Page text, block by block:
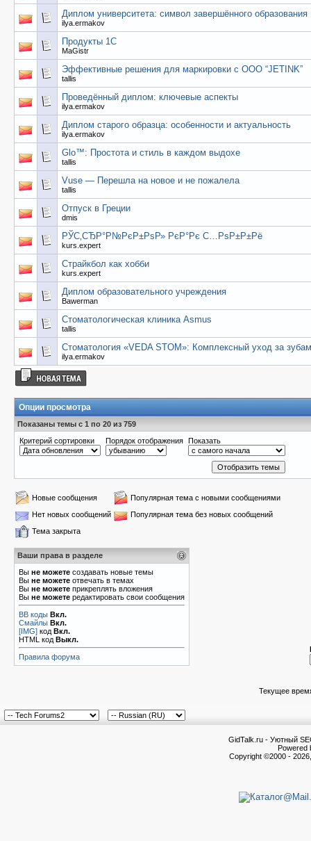
Диплом университета: символ завершённого образования
ilya.ermakov
Продукты 1C
MaGistr
Эффективные решения для маркировки с OOO “JETINK”
tallis
Проведённый диплом: ключевые аспекты
ilya.ermakov
Диплом старого образца: особенности и актуальность
ilya.ermakov
Glo™: Простота и стиль в каждом выдохе
tallis
Vuse — Перешла на новое и не пожалела
tallis
Отпуск в Греции
dmis
РЎС‚СЂР°Р№РєР±РѕР» РєР°Рє С…РѕР±Р±Рё
kurs.expert
Страйкбол как хобби
kurs.expert
Диплом образовательного учреждения
Bawerman
Стоматологическая клиника Asmus
tallis
Стоматология «VEDA STOM»: Комплексный уход за
ilya.ermakov
Опции просмотра
Показаны темы с 1 по 20 из 759
Критерий сортировки
Порядок отображения Показать
Новые сообщения
Популярная тема с новыми сообщениями
Нет новых сообщений
Популярная тема без новых сообщений
Тема закрыта
Ваши права в разделе
Вы не можете создавать новые темы
Вы не можете отвечать в темах
Вы не можете прикреплять вложения
Вы не можете редактировать свои сообщения
BB коды Вкл.
Смайлы Вкл.
[IMG] код Вкл.
HTML код Выкл.
Правила форума
Текущее
GidTalk.ru - Уютный
Powered
Copyright ©2000 -